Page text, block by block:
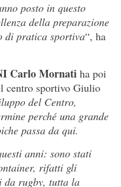
posto in questo
della preparazione
di pratica sportiva“, ha
Carlo Mornati ha poi
centro sportivo Giulio
del Centro,
perché una grande
passa da qui.
anni: sono stati
rifatti gli
da rugby, tutta la